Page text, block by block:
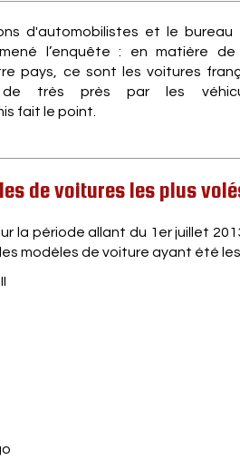
d'automobilistes et le
l’enquête : en matière
pays, ce sont les voitures
très près par les
fait le point.
de voitures les plus
la période allant du 1er juillet
modèles de voiture ayant été les